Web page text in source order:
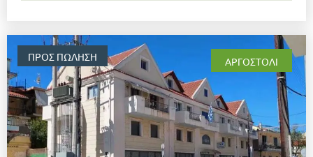
ΠΡΟΣ ΠΏΛΗΣΗ ΑΡΓΟΣΤΌΛΙ